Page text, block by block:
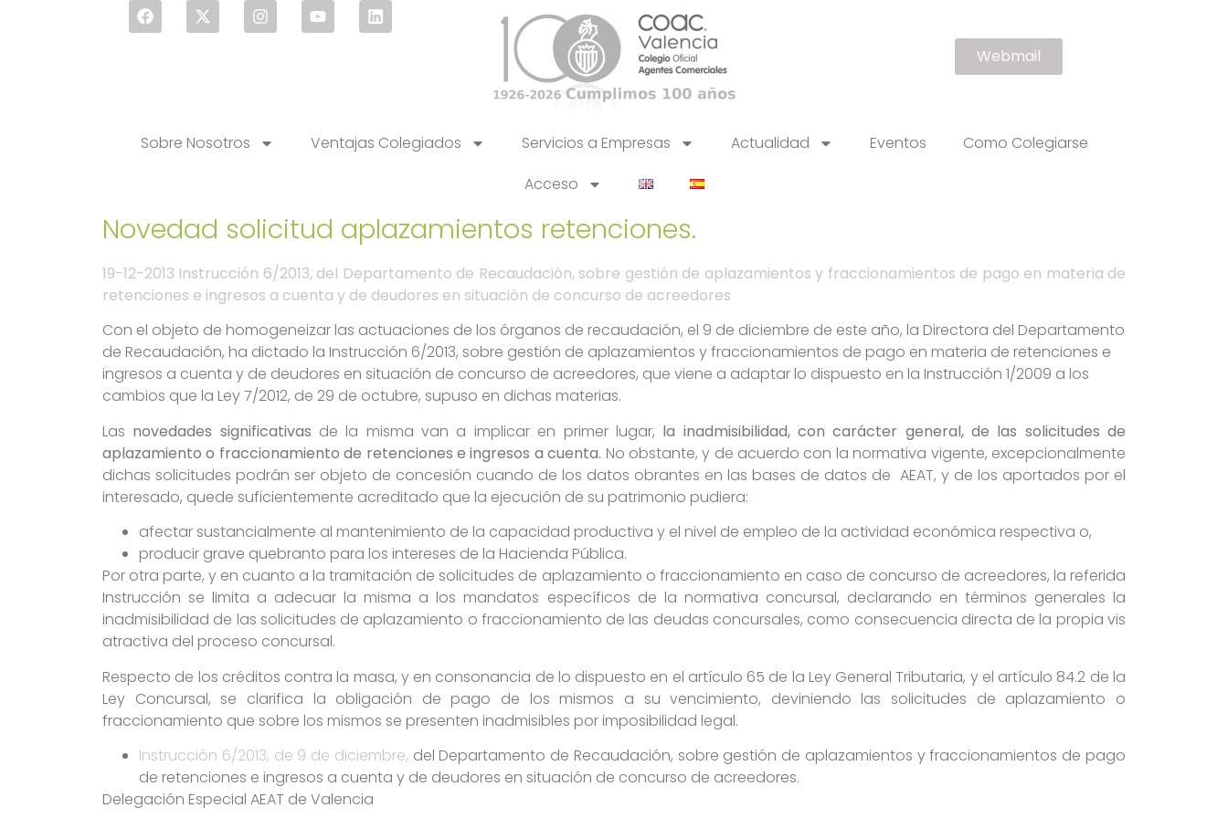
Webmail
Sobre Nosotros Ventajas Colegiados Servicios a Empresas Actualidad Eventos
Como Colegiarse
Acceso
Novedad solicitud aplazamientos retenciones.
19-12-2013 Instrucción 6/2013, del Departamento de Recaudación, sobre gestión de aplazamientos y fraccionamientos de pago en materia de
retenciones e ingresos a cuenta y de deudores en situación de concurso de acreedores
Con el objeto de homogeneizar las actuaciones de los órganos de recaudación, el 9 de diciembre de este año, la Directora del Departamento
de Recaudación, ha dictado la Instrucción 6/2013, sobre gestión de aplazamientos y fraccionamientos de pago en materia de retenciones e
ingresos a cuenta y de deudores en situación de concurso de acreedores, que viene a adaptar lo dispuesto en la Instrucción 1/2009 a los
cambios que la Ley 7/2012, de 29 de octubre, supuso en dichas materias.
Las novedades significativas de la misma van a implicar en primer lugar, la inadmisibilidad, con carácter general, de las solicitudes de
aplazamiento o fraccionamiento de retenciones e ingresos a cuenta. No obstante, y de acuerdo con la normativa vigente, excepcionalmente
dichas solicitudes podrán ser objeto de concesión cuando de los datos obrantes en las bases de datos de AEAT, y de los aportados por el
interesado, quede suficientemente acreditado que la ejecución de su patrimonio pudiera:
afectar sustancialmente al mantenimiento de la capacidad productiva y el nivel de empleo de la actividad económica respectiva o,
producir grave quebranto para los intereses de la Hacienda Pública.
Por otra parte, y en cuanto a la tramitación de solicitudes de aplazamiento o fraccionamiento en caso de concurso de acreedores, la referida
Instrucción se limita a adecuar la misma a los mandatos específicos de la normativa concursal, declarando en términos generales la
inadmisibilidad de las solicitudes de aplazamiento o fraccionamiento de las deudas concursales, como consecuencia directa de la propia vis
atractiva del proceso concursal.
Respecto de los créditos contra la masa, y en consonancia de lo dispuesto en el artículo 65 de la Ley General Tributaria, y el artículo 84.2 de la
Ley Concursal, se clarifica la obligación de pago de los mismos a su vencimiento, deviniendo las solicitudes de aplazamiento o
fraccionamiento que sobre los mismos se presenten inadmisibles por imposibilidad legal.
Instrucción 6/2013, de 9 de diciembre, del Departamento de Recaudación, sobre gestión de aplazamientos y fraccionamientos de pago
de retenciones e ingresos a cuenta y de deudores en situación de concurso de acreedores.
Delegación Especial AEAT de Valencia